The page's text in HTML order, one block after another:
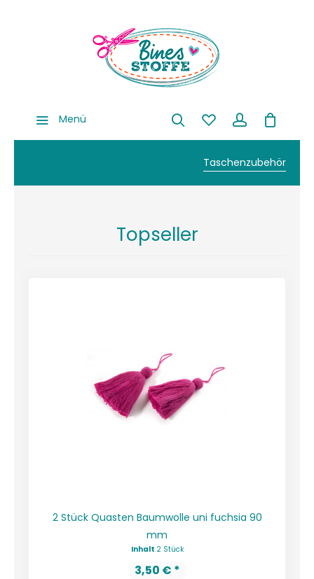
Menü
Taschenzubehör
Topseller
2 Stück Quasten Baumwolle uni fuchsia 90
mm
Inhalt 2 Stück
3,50 € *